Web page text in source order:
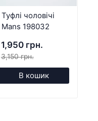
Туфлі чоловічі
Mans 198032
1,950 грн.
3,150 грн.
В кошик